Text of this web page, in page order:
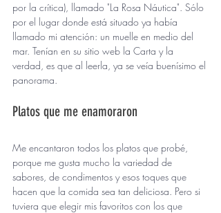
por la crítica), llamado "La Rosa Náutica". Sólo
por el lugar donde está situado ya había
llamado mi atención: un muelle en medio del
mar. Tenían en su sitio web la Carta y la
verdad, es que al leerla, ya se veía buenísimo el
panorama.
Platos que me enamoraron
Me encantaron todos los platos que probé,
porque me gusta mucho la variedad de
sabores, de condimentos y esos toques que
hacen que la comida sea tan deliciosa. Pero si
tuviera que elegir mis favoritos con los que